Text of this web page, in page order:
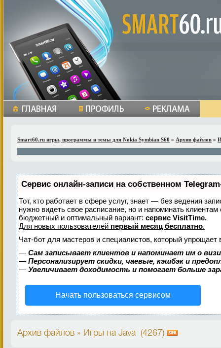
Smart60.ru игры, программы и темы для Nokia Symbian S60 » Архив файлов »
Сервис онлайн-записи на собственном
Тот, кто работает в сфере услуг, знает — без ведения
нужно видеть свое расписание, но и напоминать
бюджетный и оптимальный вариант: сервис VisitTime.
Для новых пользователей первый месяц бесплатно.
Чат-бот для мастеров и специалистов, который упрощает
— Сам записывает клиентов и напоминает им о
— Персонализирует скидки, чаевые, кэшбэк и
— Увеличивает доходимость и помогает больше
Начать пользоваться сервисом
Архив файлов » Игры на Java (4267)